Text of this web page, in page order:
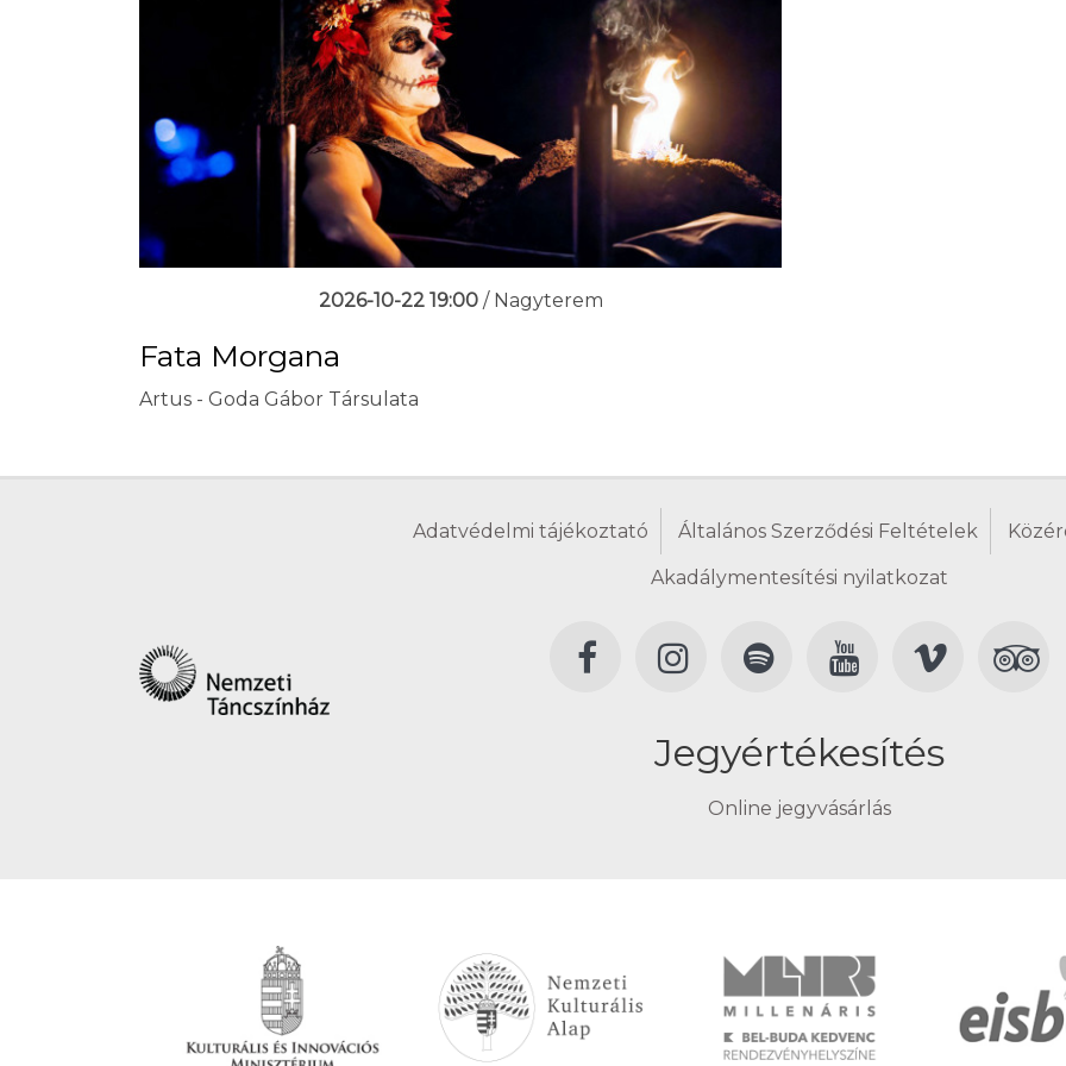
2026-10-22 19:00/ Nagyterem
Fata Morgana
Artus - Goda Gábor Társulata
Adatvédelmi tájékoztató Általános Szerződési Feltételek
Akadálymentesítési nyilatkozat
Jegyértékesítés
Online jegyvásárlás